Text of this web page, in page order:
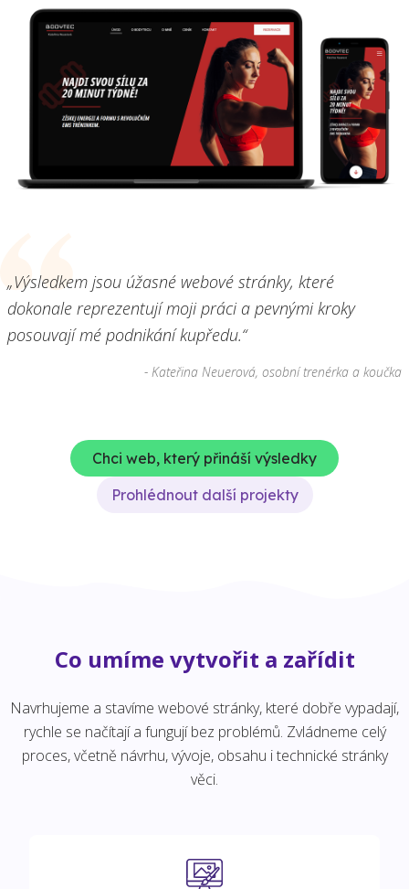
„Výsledkem jsou úžasné webové stránky, které
dokonale reprezentují moji práci a pevnými kroky
posouvají mé podnikání kupředu.“
- Kateřina Neuerová, osobní trenérka a koučka
Chci web, který přináší výsledky
Prohlédnout další projekty
Co umíme vytvořit a zařídit
Navrhujeme a stavíme webové stránky, které dobře vypadají,
rychle se načítají a fungují bez problémů. Zvládneme celý
proces, včetně návrhu, vývoje, obsahu i technické stránky
věci.